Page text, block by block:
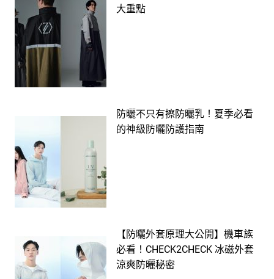
大重點
防曬不只有擦防曬乳！夏季必看
的神級防曬防護指南
【防曬外套原理大公開】機車族
必看！CHECK2CHECK 冰磁外套
涼爽防曬秘密